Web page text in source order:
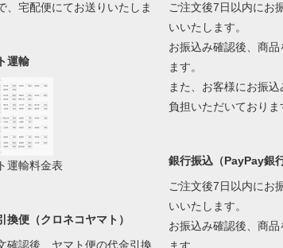
、宅配便にてお送りいたしま
運輸
運輸料金表
換便（クロネコヤマト）
確認後、ヤマト便の代金引換
ご注文後7日以内にお
いいたします。
お振込み確認後、商品
ます。
また、お客様にお振
負担いただいておりま
銀行振込（PayPay銀行
ご注文後7日以内にお
いいたします。
お振込み確認後、商品